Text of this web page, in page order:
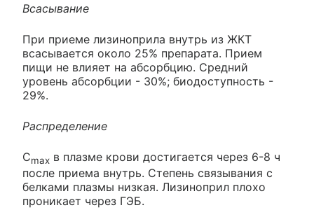
Всасывание
При приеме лизиноприла внутрь из ЖКТ
всасывается около 25% препарата. Прием
пищи не влияет на абсорбцию. Средний
уровень абсорбции - 30%; биодоступность -
29%.
Распределение
Cmax в плазме крови достигается через 6-8 ч
после приема внутрь. Степень связывания с
белками плазмы низкая. Лизиноприл плохо
проникает через ГЭБ.